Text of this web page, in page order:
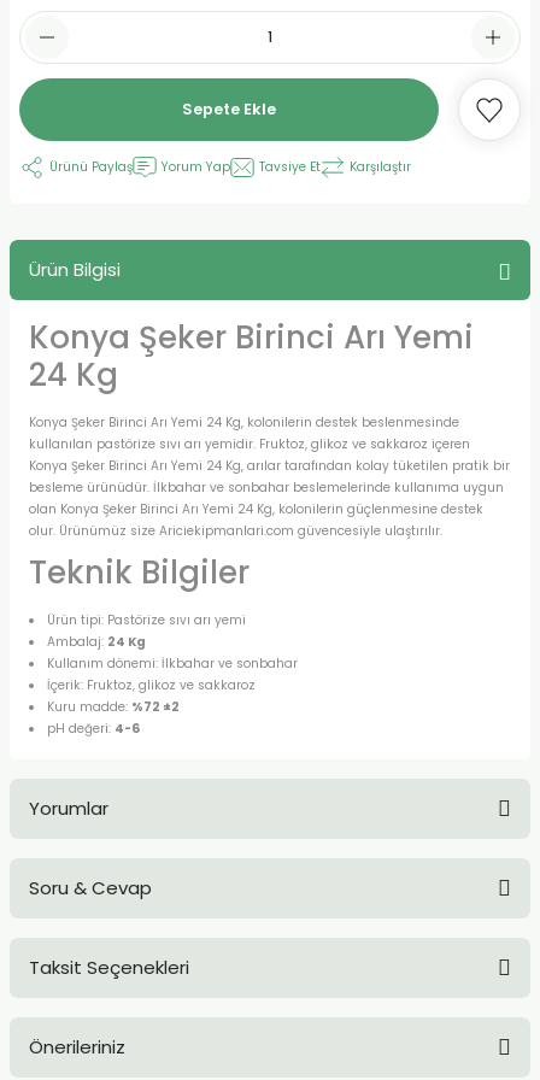
Sepete Ekle
Ürünü Paylaş Yorum Yap Tavsiye Et Karşılaştır
Ürün Bilgisi
Konya Şeker Birinci Arı Yemi
24 Kg
Konya Şeker Birinci Arı Yemi 24 Kg, kolonilerin destek beslenmesinde
kullanılan pastörize sıvı arı yemidir. Fruktoz, glikoz ve sakkaroz içeren
Konya Şeker Birinci Arı Yemi 24 Kg, arılar tarafından kolay tüketilen pratik bir
besleme ürünüdür. İlkbahar ve sonbahar beslemelerinde kullanıma uygun
olan Konya Şeker Birinci Arı Yemi 24 Kg, kolonilerin güçlenmesine destek
olur. Ürünümüz size Ariciekipmanlari.com güvencesiyle ulaştırılır.
Teknik Bilgiler
Ürün tipi: Pastörize sıvı arı yemi
Ambalaj: 24 Kg
Kullanım dönemi: İlkbahar ve sonbahar
İçerik: Fruktoz, glikoz ve sakkaroz
Kuru madde: %72 ±2
pH değeri: 4-6
Yorumlar
Soru & Cevap
Taksit Seçenekleri
Önerileriniz